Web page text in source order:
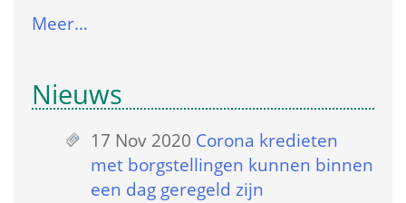
Meer…
Nieuws
17 Nov 2020 Corona kredieten
met borgstellingen kunnen binnen
een dag geregeld zijn